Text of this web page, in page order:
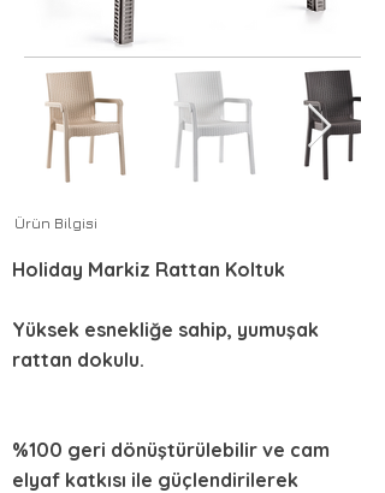
Ürün Bilgisi
Holiday Markiz Rattan Koltuk
Yüksek esnekliğe sahip, yumuşak
rattan dokulu.
%100 geri dönüştürülebilir ve cam
elyaf katkısı ile güçlendirilerek